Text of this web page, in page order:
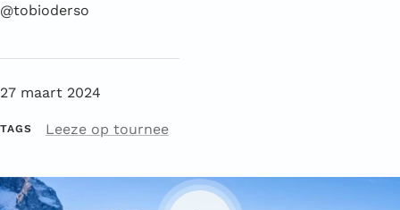
27 maart 2024
TAGS Leeze op tournee
@tobioderso